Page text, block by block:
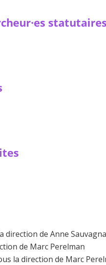
statutaires
direction de Anne
de Marc Perelman
la direction de Marc